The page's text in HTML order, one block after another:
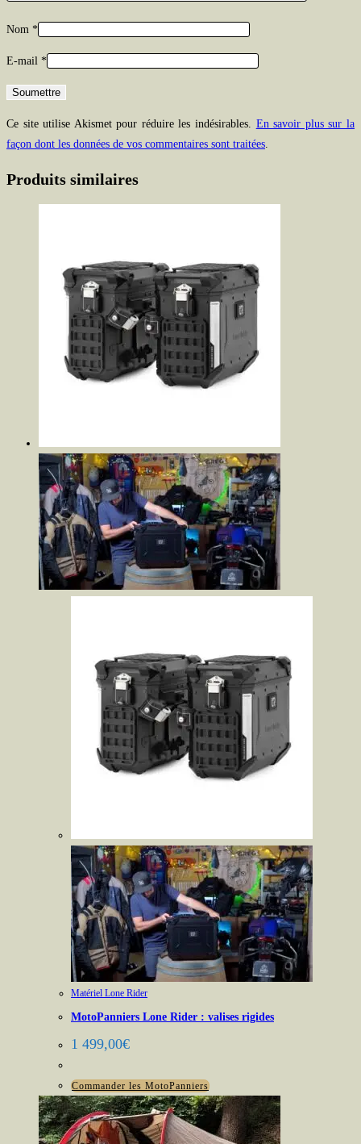
Nom *
E-mail *
Ce site utilise Akismet pour réduire les indésirables. En savoir plus sur la
façon dont les données de vos commentaires sont traitées.
Produits similaires
Matériel Lone Rider
MotoPanniers Lone Rider : valises rigides
1 499,00€
Commander les MotoPanniers